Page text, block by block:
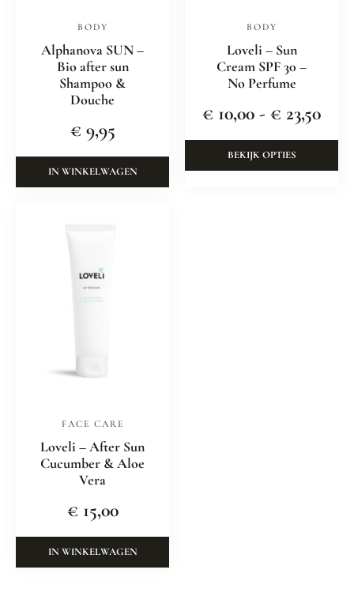
BODY
Alphanova SUN –
Bio after sun
Shampoo &
Douche
€ 9,95
IN WINKELWAGEN
BODY
Loveli – Sun
Cream SPF 30 –
No Perfume
€ 10,00 - € 23,50
BEKIJK OPTIES
FACE CARE
Loveli – After Sun
Cucumber & Aloe
Vera
€ 15,00
IN WINKELWAGEN